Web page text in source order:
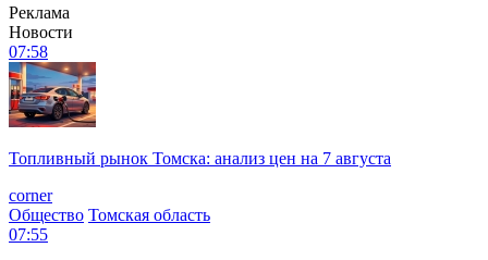
Реклама
Новости
07:58
Топливный рынок Томска: анализ цен на 7 августа
corner
Общество Томская область
07:55